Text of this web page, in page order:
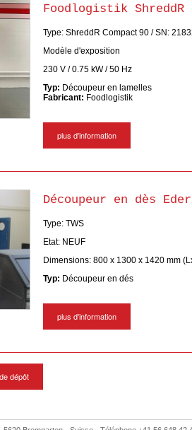
Foodlogistik ShreddR
Type: ShreddR Compact 90 / SN:
Modèle d'exposition
230 V / 0.75 kW / 50 Hz
Typ: Découpeur en lamelles
Fabricant: Foodlogistik
plus d'information
Découpeur en dès
Type: TWS
Etat: NEUF
Dimensions: 800 x 1300 x 1420 mm
Typ: Découpeur en dés
plus d'information
dépôt